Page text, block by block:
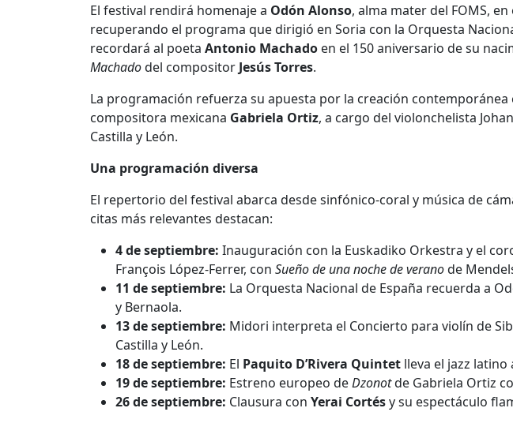
El festival rendirá homenaje a Odón Alonso, alma mater del FOMS,
recuperando el programa que dirigió en Soria con la Orquesta
recordará al poeta Antonio Machado en el 150 aniversario de su
Machadodel compositor Jesús Torres.
La programación refuerza su apuesta por la creación
compositora mexicana Gabriela Ortiz, a cargo del violonchelista
Castilla y León.
Una programación diversa
El repertorio del festival abarca desde sinfónico-coral y música de
citas más relevantes destacan:
4 de septiembre: Inauguración con la Euskadiko Orkestra y el
François López-Ferrer, con Sueño de una noche de veranode
11 de septiembre: La Orquesta Nacional de España recuerda a
y Bernaola.
13 de septiembre: Midori interpreta el Concierto para violín de
Castilla y León.
18 de septiembre: El Paquito D’Rivera Quintet lleva el jazz latino
19 de septiembre: Estreno europeo deDzonotde Gabriela Ortiz
26 de septiembre: Clausura con Yerai Cortésy su espectáculo